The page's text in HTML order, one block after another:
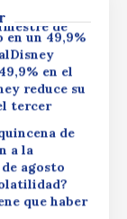
su
de
en un 49,9%
en el
reduce su
tercer
de
a la
agosto
que haber